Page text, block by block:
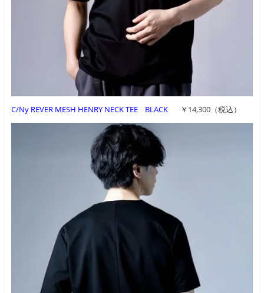
C/Ny REVER MESH HENRY NECK TEE BLACK￥14,300（税込）